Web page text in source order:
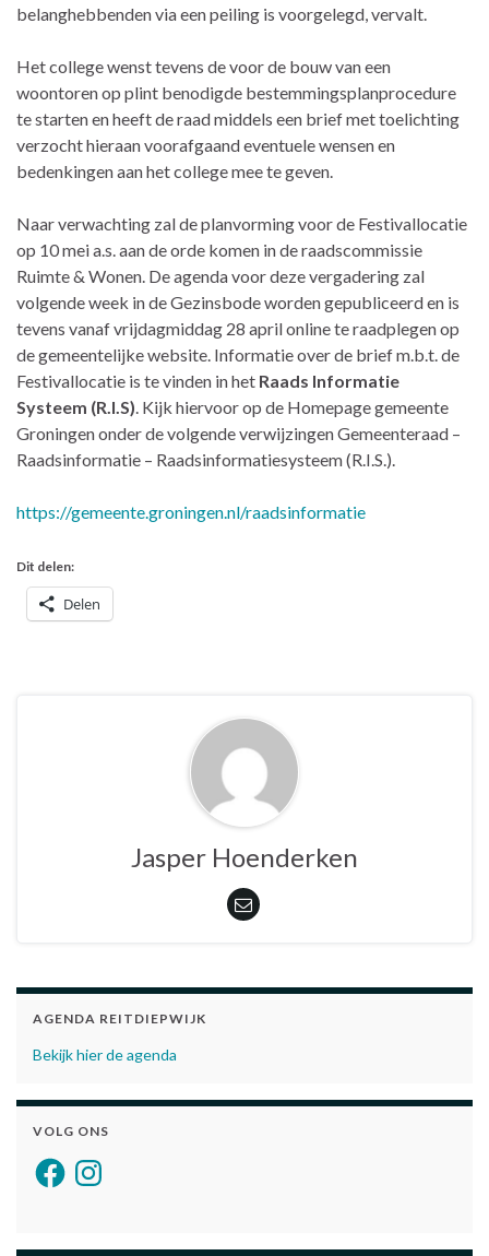
belanghebbenden via een peiling is voorgelegd, vervalt.
Het college wenst tevens de voor de bouw van een
woontoren op plint benodigde bestemmingsplanprocedure
te starten en heeft de raad middels een brief met toelichting
verzocht hieraan voorafgaand eventuele wensen en
bedenkingen aan het college mee te geven.
Naar verwachting zal de planvorming voor de Festivallocatie
op 10 mei a.s. aan de orde komen in de raadscommissie
Ruimte & Wonen. De agenda voor deze vergadering zal
volgende week in de Gezinsbode worden gepubliceerd en is
tevens vanaf vrijdagmiddag 28 april online te raadplegen op
de gemeentelijke website. Informatie over de brief m.b.t. de
Festivallocatie is te vinden in het Raads Informatie
Systeem (R.I.S). Kijk hiervoor op de Homepage gemeente
Groningen onder de volgende verwijzingen Gemeenteraad –
Raadsinformatie – Raadsinformatiesysteem (R.I.S.).
https://gemeente.groningen.nl/raadsinformatie
Dit delen:
Delen
Jasper Hoenderken
AGENDA REITDIEPWIJK
Bekijk hier de agenda
VOLG ONS
FacebookInstagram